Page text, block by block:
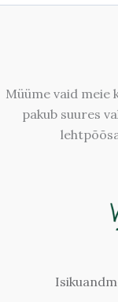
Müüme vaid meie
pakub suures